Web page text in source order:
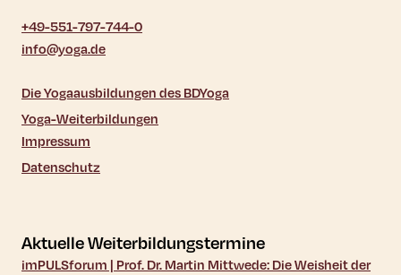
+49-551-797-744-0
info@yoga.de
Die Yogaausbildungen des BDYoga
Yoga-Weiterbildungen
Impressum
Datenschutz
Aktuelle Weiterbildungstermine
imPULSforum | Prof. Dr. Martin Mittwede: Die Weisheit der